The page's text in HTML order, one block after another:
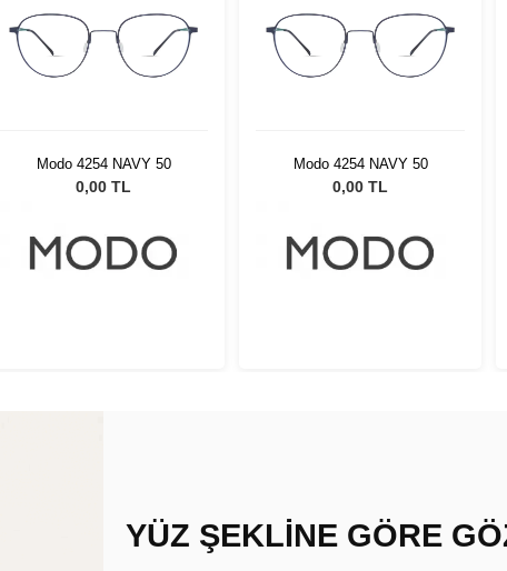
Modo 4254 NAVY 50
0,00 TL
Modo 4254 NAVY 50
0,00 TL
YÜZ ŞEKLİNE GÖRE